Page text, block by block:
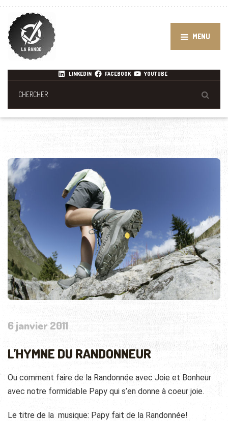
MENU
LINKEDIN FACEBOOK YOUTUBE
6 janvier 2011
L’HYMNE DU RANDONNEUR
Ou comment faire de la Randonnée avec Joie et Bonheur
avec notre formidable Papy qui s’en donne à coeur joie.
Le titre de la musique: Papy fait de la Randonnée!